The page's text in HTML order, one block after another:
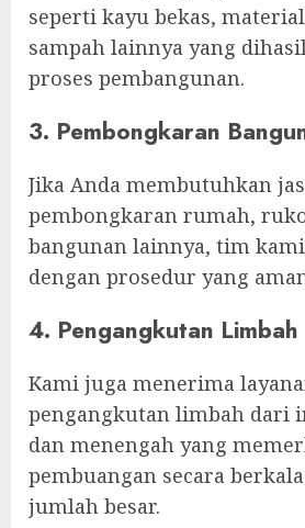
seperti kayu bekas,
sampah lainnya yang
proses pembangunan.
3. Pembongkaran
Jika Anda membutuhkan
pembongkaran rumah,
bangunan lainnya, tim
dengan prosedur yang
4. Pengangkutan
Kami juga menerima
pengangkutan limbah dari
dan menengah yang
pembuangan secara
jumlah besar.